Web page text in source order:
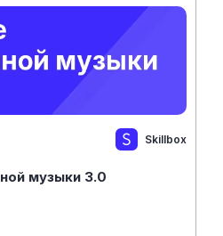
Skillbox
музыки 3.0